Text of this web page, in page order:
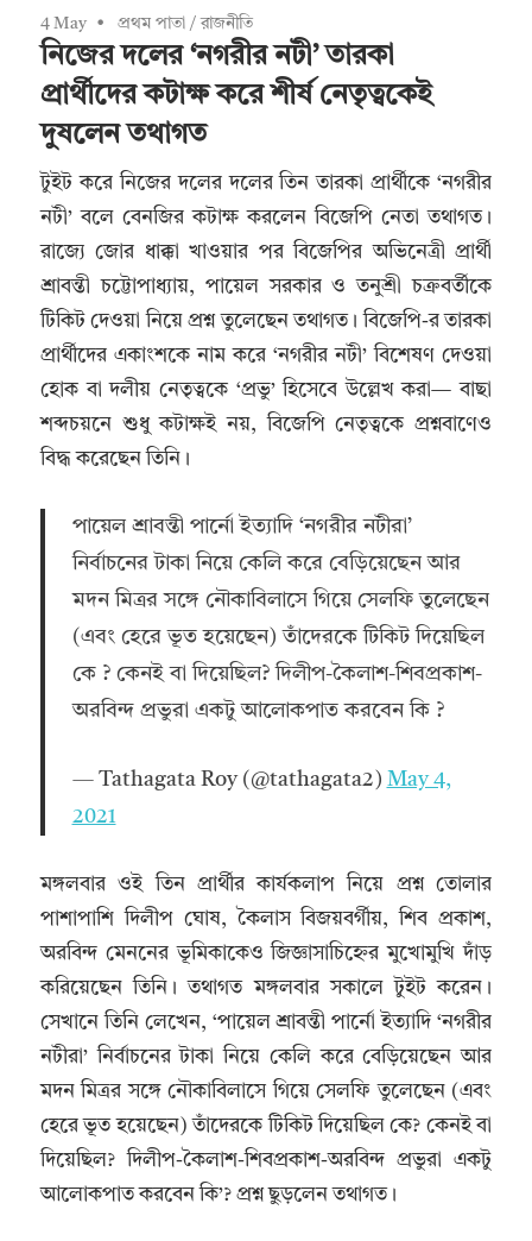
4 May প্রথম পাতা /রাজনীতি
নিজের দলের ‘নগরীর নটী’ তারকা
প্রার্থীদের কটাক্ষ করে শীর্ষ নেতৃত্বকেই
দুষলেন তথাগত
টুইট করে নিজের দলের দলের তিন তারকা প্রার্থীকে ‘নগরীর
নটী’ বলে বেনজির কটাক্ষ করলেন বিজেপি নেতা তথাগত।
রাজ্যে জোর ধাক্কা খাওয়ার পর বিজেপির অভিনেত্রী প্রার্থী
শ্রাবন্তী চট্টোপাধ্যায়, পায়েল সরকার ও তনুশ্রী চক্রবর্তীকে
টিকিট দেওয়া নিয়ে প্রশ্ন তুলেছেন তথাগত। বিজেপি-র তারকা
প্রার্থীদের একাংশকে নাম করে ‘নগরীর নটী’ বিশেষণ দেওয়া
হোক বা দলীয় নেতৃত্বকে ‘প্রভু’ হিসেবে উল্লেখ করা— বাছা
শব্দচয়নে শুধু কটাক্ষই নয়, বিজেপি নেতৃত্বকে প্রশ্নবাণেও
বিদ্ধ করেছেন তিনি।
পায়েল শ্রাবন্তী পার্নো ইত্যাদি ‘নগরীর নটীরা’
নির্বাচনের টাকা নিয়ে কেলি করে বেড়িয়েছেন আর
মদন মিত্রর সঙ্গে নৌকাবিলাসে গিয়ে সেলফি তুলেছেন
(এবং হেরে ভূত হয়েছেন) তাঁদেরকে টিকিট দিয়েছিল
কে ? কেনই বা দিয়েছিল? দিলীপ-কৈলাশ-শিবপ্রকাশ-
অরবিন্দ প্রভুরা একটু আলোকপাত করবেন কি ?
— Tathagata Roy (@tathagata2) May 4,
2021
মঙ্গলবার ওই তিন প্রার্থীর কার্যকলাপ নিয়ে প্রশ্ন তোলার
পাশাপাশি দিলীপ ঘোষ, কৈলাস বিজয়বর্গীয়, শিব প্রকাশ,
অরবিন্দ মেননের ভূমিকাকেও জিজ্ঞাসাচিহ্নের মুখোমুখি দাঁড়
করিয়েছেন তিনি। তথাগত মঙ্গলবার সকালে টুইট করেন।
সেখানে তিনি লেখেন, ‘পায়েল শ্রাবন্তী পার্নো ইত্যাদি ‘নগরীর
নটীরা’ নির্বাচনের টাকা নিয়ে কেলি করে বেড়িয়েছেন আর
মদন মিত্রর সঙ্গে নৌকাবিলাসে গিয়ে সেলফি তুলেছেন (এবং
হেরে ভূত হয়েছেন) তাঁদেরকে টিকিট দিয়েছিল কে? কেনই বা
দিয়েছিল? দিলীপ-কৈলাশ-শিবপ্রকাশ-অরবিন্দ প্রভুরা একটু
আলোকপাত করবেন কি’? প্রশ্ন ছুড়লেন তথাগত।